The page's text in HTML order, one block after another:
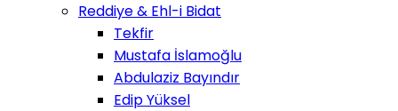
Reddiye & Ehl-i Bidat
Tekfir
Mustafa İslamoğlu
Abdulaziz Bayındır
Edip Yüksel